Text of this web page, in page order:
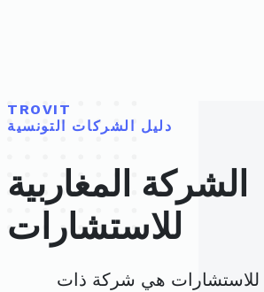
TROVIT
دليل الشركات التونسية
الشركة المغاربية
للاستشارات
للاستشارات هي شركة ذات